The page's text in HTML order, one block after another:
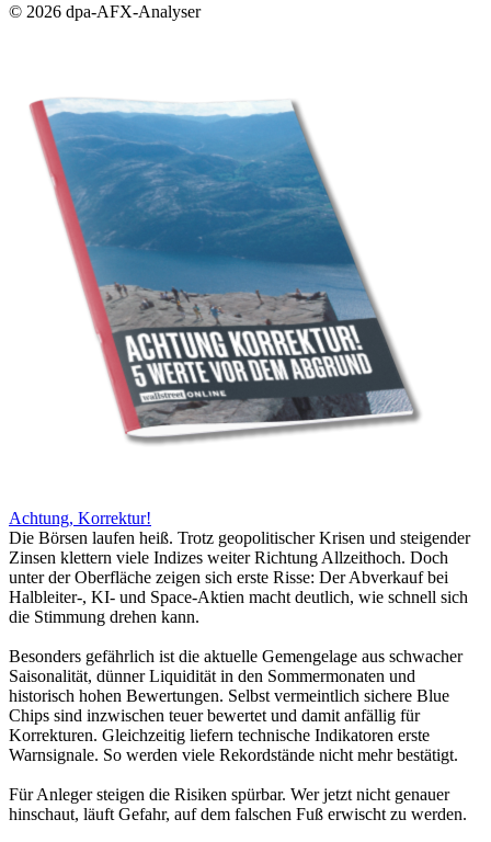
© 2026 dpa-AFX-Analyser
Achtung, Korrektur!
Die Börsen laufen heiß. Trotz geopolitischer Krisen und steigender
Zinsen klettern viele Indizes weiter Richtung Allzeithoch. Doch
unter der Oberfläche zeigen sich erste Risse: Der Abverkauf bei
Halbleiter-, KI- und Space-Aktien macht deutlich, wie schnell sich
die Stimmung drehen kann.
Besonders gefährlich ist die aktuelle Gemengelage aus schwacher
Saisonalität, dünner Liquidität in den Sommermonaten und
historisch hohen Bewertungen. Selbst vermeintlich sichere Blue
Chips sind inzwischen teuer bewertet und damit anfällig für
Korrekturen. Gleichzeitig liefern technische Indikatoren erste
Warnsignale. So werden viele Rekordstände nicht mehr bestätigt.
Für Anleger steigen die Risiken spürbar. Wer jetzt nicht genauer
hinschaut, läuft Gefahr, auf dem falschen Fuß erwischt zu werden.